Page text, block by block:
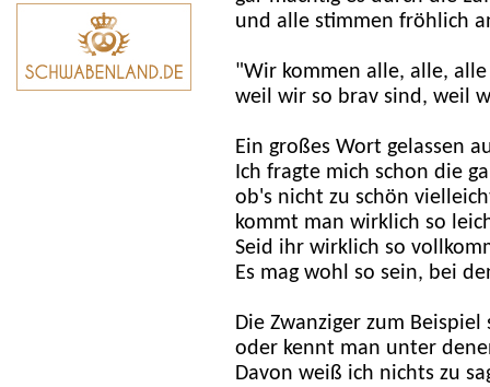
und alle stimmen fröhlich
"Wir kommen alle, alle,
weil wir so brav sind, weil
Ein großes Wort gelassen
Ich fragte mich schon die
ob's nicht zu schön
kommt man wirklich so
Seid ihr wirklich so
Es mag wohl so sein, bei
Die Zwanziger zum
oder kennt man unter
Davon weiß ich nichts zu